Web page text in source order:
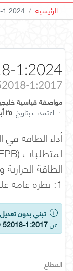
الرئيسية 1:2024
1:2024
1:2017
مواصفة قياسية
· اعتمدت بتاريخ ٢٥ أبريل ٢٠٢٤
أداء الطاقة
الطاقة
1: نظرة عامة على الخيارات
تبني بدون
عن52018-1:2017
القطاع